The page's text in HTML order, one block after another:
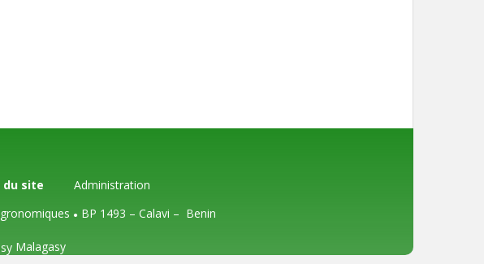
du site
Administration
● BP 1493 – Calavi – Benin
Malagasy